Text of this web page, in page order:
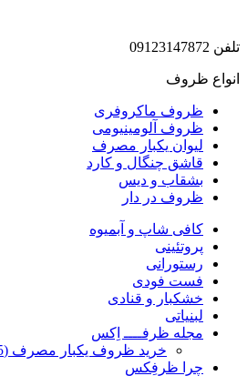
تلفن 09123147872
انواع ظروف
ظروف ماکروفری
ظروف آلومینیومی
لیوان یکبار مصرف
قاشق چنگال و کارد
بشقاب و دیس
ظروف در دار
کافی شاپ و آبمیوه
پروتئینی
رستورانی
فست فودی
خشکبار و قنادی
لبنیاتی
مجله ظرفــــ اِکس
خرید ظروف یکبار مصرف (5 نکته)
چرا ظرفِکس